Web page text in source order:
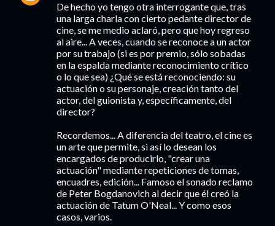
De hecho yo tengo otra interrogante que, tras
una larga charla con cierto pedante director de
cine, se me medio aclaró, pero que hoy regreso
al aire... A veces, cuando se reconoce a un actor
por su trabajo (si es por premio, sólo sobadas
en la espalda mediante reconocimiento crítico
o lo que sea) ¿Qué se está reconociendo: su
actuación o su personaje, creación tanto del
actor, del guionista y, específicamente, del
director?
Recordemos... A diferencia del teatro, el cine es
un arte que permite, si así lo desean los
encargados de producirlo, "crear una
actuación" mediante repeticiones de tomas,
encuadres, edición... Famoso el sonado reclamo
de Peter Bogdanovich al decir que él creó la
actuación de Tatum O'Neal... Y como esos
casos, varios.